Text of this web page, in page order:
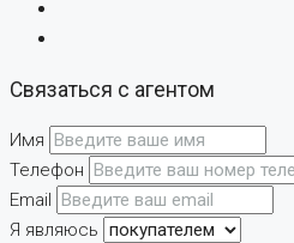
Связаться с агентом
Имя
Телефон
Email
Я являюсь